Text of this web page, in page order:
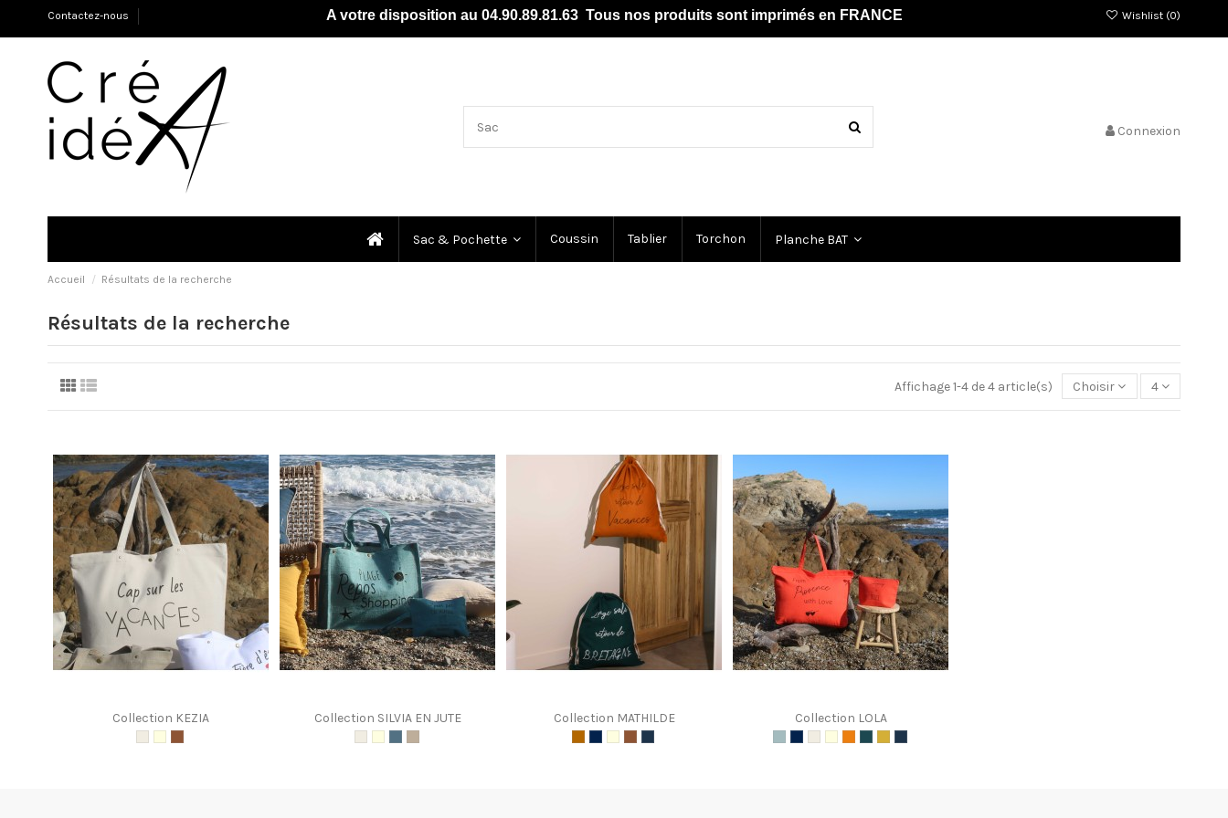
Contactez-nous A votre disposition au 04.90.89.81.63 Tous nos produits sont imprimés en FRANCE Wishlist (0)
Connexion
Sac & Pochette Coussin Tablier Torchon Planche BAT
Accueil Résultats de la recherche
Résultats de la recherche
Affichage 1-4 de 4 article(s) Choisir 4
Collection KEZIA Collection SILVIA EN JUTE Collection MATHILDE Collection LOLA